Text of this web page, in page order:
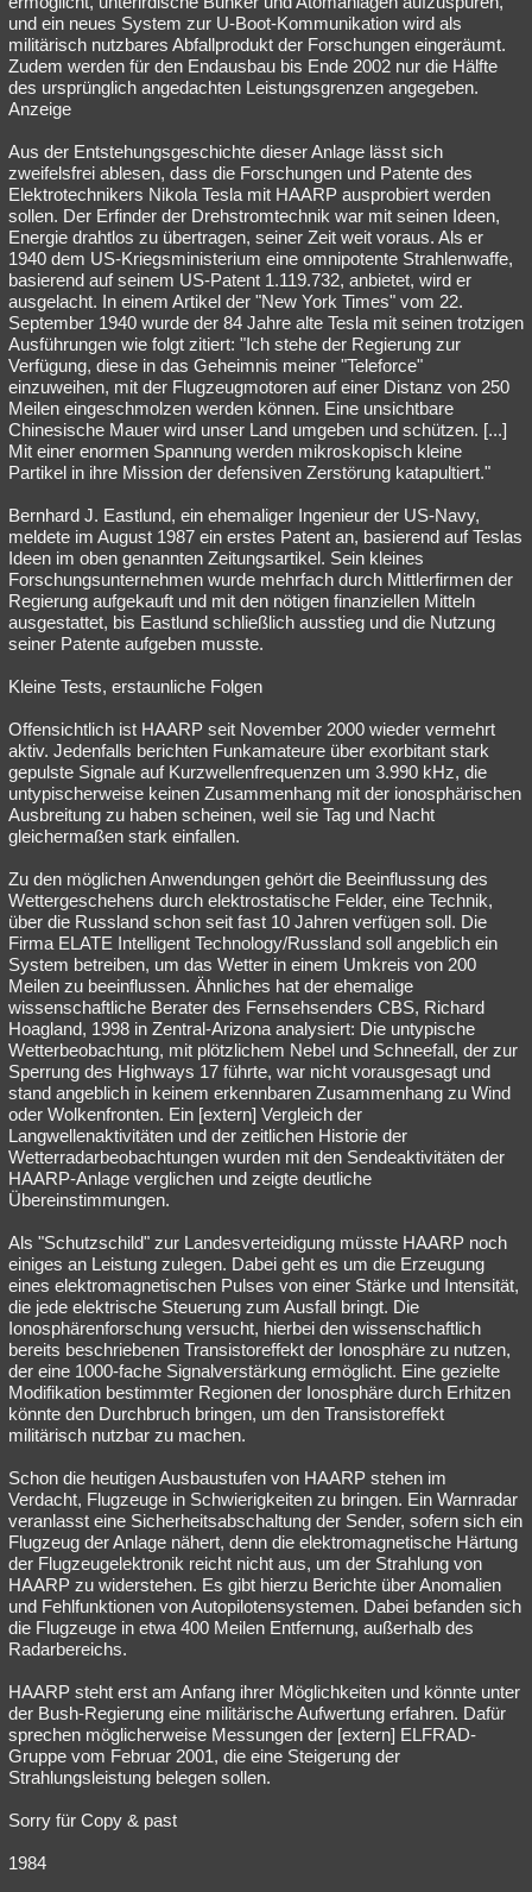
und ein neues System zur U-Boot-Kommunikation wird als
militärisch nutzbares Abfallprodukt der Forschungen eingeräumt.
Zudem werden für den Endausbau bis Ende 2002 nur die Hälfte
des ursprünglich angedachten Leistungsgrenzen angegeben.
Anzeige
Aus der Entstehungsgeschichte dieser Anlage lässt sich
zweifelsfrei ablesen, dass die Forschungen und Patente des
Elektrotechnikers Nikola Tesla mit HAARP ausprobiert werden
sollen. Der Erfinder der Drehstromtechnik war mit seinen Ideen,
Energie drahtlos zu übertragen, seiner Zeit weit voraus. Als er
1940 dem US-Kriegsministerium eine omnipotente Strahlenwaffe,
basierend auf seinem US-Patent 1.119.732, anbietet, wird er
ausgelacht. In einem Artikel der "New York Times" vom 22.
September 1940 wurde der 84 Jahre alte Tesla mit seinen trotzigen
Ausführungen wie folgt zitiert: "Ich stehe der Regierung zur
Verfügung, diese in das Geheimnis meiner "Teleforce"
einzuweihen, mit der Flugzeugmotoren auf einer Distanz von 250
Meilen eingeschmolzen werden können. Eine unsichtbare
Chinesische Mauer wird unser Land umgeben und schützen. [...]
Mit einer enormen Spannung werden mikroskopisch kleine
Partikel in ihre Mission der defensiven Zerstörung katapultiert."
Bernhard J. Eastlund, ein ehemaliger Ingenieur der US-Navy,
meldete im August 1987 ein erstes Patent an, basierend auf Teslas
Ideen im oben genannten Zeitungsartikel. Sein kleines
Forschungsunternehmen wurde mehrfach durch Mittlerfirmen der
Regierung aufgekauft und mit den nötigen finanziellen Mitteln
ausgestattet, bis Eastlund schließlich ausstieg und die Nutzung
seiner Patente aufgeben musste.
Kleine Tests, erstaunliche Folgen
Offensichtlich ist HAARP seit November 2000 wieder vermehrt
aktiv. Jedenfalls berichten Funkamateure über exorbitant stark
gepulste Signale auf Kurzwellenfrequenzen um 3.990 kHz, die
untypischerweise keinen Zusammenhang mit der ionosphärischen
Ausbreitung zu haben scheinen, weil sie Tag und Nacht
gleichermaßen stark einfallen.
Zu den möglichen Anwendungen gehört die Beeinflussung des
Wettergeschehens durch elektrostatische Felder, eine Technik,
über die Russland schon seit fast 10 Jahren verfügen soll. Die
Firma ELATE Intelligent Technology/Russland soll angeblich ein
System betreiben, um das Wetter in einem Umkreis von 200
Meilen zu beeinflussen. Ähnliches hat der ehemalige
wissenschaftliche Berater des Fernsehsenders CBS, Richard
Hoagland, 1998 in Zentral-Arizona analysiert: Die untypische
Wetterbeobachtung, mit plötzlichem Nebel und Schneefall, der zur
Sperrung des Highways 17 führte, war nicht vorausgesagt und
stand angeblich in keinem erkennbaren Zusammenhang zu Wind
oder Wolkenfronten. Ein [extern] Vergleich der
Langwellenaktivitäten und der zeitlichen Historie der
Wetterradarbeobachtungen wurden mit den Sendeaktivitäten der
HAARP-Anlage verglichen und zeigte deutliche
Übereinstimmungen.
Als "Schutzschild" zur Landesverteidigung müsste HAARP noch
einiges an Leistung zulegen. Dabei geht es um die Erzeugung
eines elektromagnetischen Pulses von einer Stärke und Intensität,
die jede elektrische Steuerung zum Ausfall bringt. Die
Ionosphärenforschung versucht, hierbei den wissenschaftlich
bereits beschriebenen Transistoreffekt der Ionosphäre zu nutzen,
der eine 1000-fache Signalverstärkung ermöglicht. Eine gezielte
Modifikation bestimmter Regionen der Ionosphäre durch Erhitzen
könnte den Durchbruch bringen, um den Transistoreffekt
militärisch nutzbar zu machen.
Schon die heutigen Ausbaustufen von HAARP stehen im
Verdacht, Flugzeuge in Schwierigkeiten zu bringen. Ein Warnradar
veranlasst eine Sicherheitsabschaltung der Sender, sofern sich ein
Flugzeug der Anlage nähert, denn die elektromagnetische Härtung
der Flugzeugelektronik reicht nicht aus, um der Strahlung von
HAARP zu widerstehen. Es gibt hierzu Berichte über Anomalien
und Fehlfunktionen von Autopilotensystemen. Dabei befanden sich
die Flugzeuge in etwa 400 Meilen Entfernung, außerhalb des
Radarbereichs.
HAARP steht erst am Anfang ihrer Möglichkeiten und könnte unter
der Bush-Regierung eine militärische Aufwertung erfahren. Dafür
sprechen möglicherweise Messungen der [extern] ELFRAD-
Gruppe vom Februar 2001, die eine Steigerung der
Strahlungsleistung belegen sollen.
Sorry für Copy & past
1984